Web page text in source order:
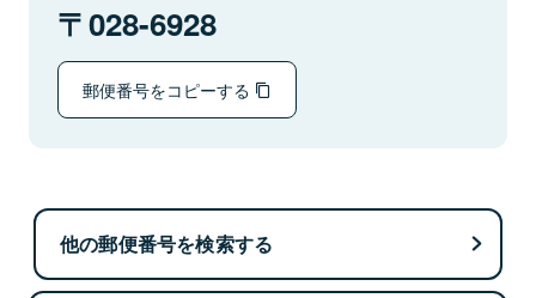
028-6928
郵便番号をコピーする
他の郵便番号を検索する